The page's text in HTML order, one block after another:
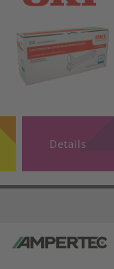
Details